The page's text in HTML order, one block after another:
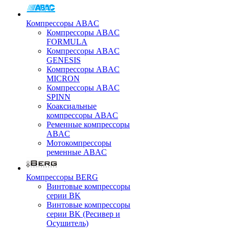
Компрессоры ABAC
Компрессоры ABAC
FORMULA
Компрессоры ABAC
GENESIS
Компрессоры ABAC
MICRON
Компрессоры ABAC
SPINN
Коаксиальные
компрессоры ABAC
Ременные компрессоры
ABAC
Мотокомпрессоры
ременные ABAC
Компрессоры BERG
Винтовые компрессоры
серии BK
Винтовые компрессоры
серии BK (Ресивер и
Осушитель)